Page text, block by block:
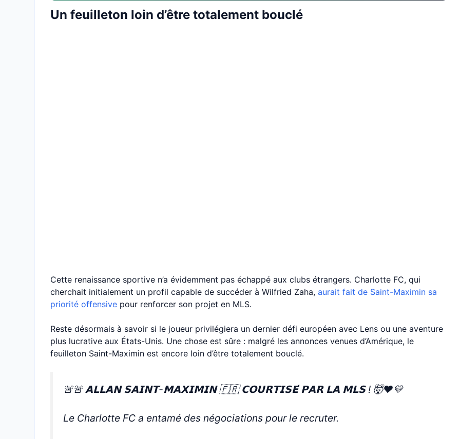
Un feuilleton loin d’être totalement bouclé
Cette renaissance sportive n’a évidemment pas échappé aux clubs étrangers. Charlotte FC, qui
cherchait initialement un profil capable de succéder à Wilfried Zaha, aurait fait de Saint-Maximin sa
priorité offensive pour renforcer son projet en MLS.
Reste désormais à savoir si le joueur privilégiera un dernier défi européen avec Lens ou une aventure
plus lucrative aux États-Unis. Une chose est sûre : malgré les annonces venues d’Amérique, le
feuilleton Saint-Maximin est encore loin d’être totalement bouclé.
🚨🚨 𝗔𝗟𝗟𝗔𝗡 𝗦𝗔𝗜𝗡𝗧-𝗠𝗔𝗫𝗜𝗠𝗜𝗡 🇫🇷 𝗖𝗢𝗨𝗥𝗧𝗜𝗦𝗘́ 𝗣𝗔𝗥 𝗟𝗔 𝗠𝗟𝗦 ! 🤯❤️💛
Le Charlotte FC a entamé des négociations pour le recruter.